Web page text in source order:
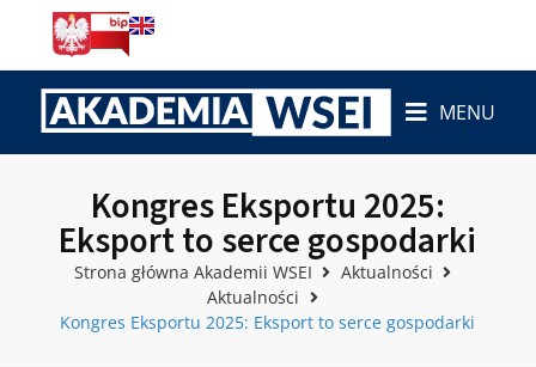
MENU
Kongres Eksportu 2025:
Eksport to serce gospodarki
Strona główna Akademii WSEI
Aktualności
Aktualności
Kongres Eksportu 2025: Eksport to serce gospodarki